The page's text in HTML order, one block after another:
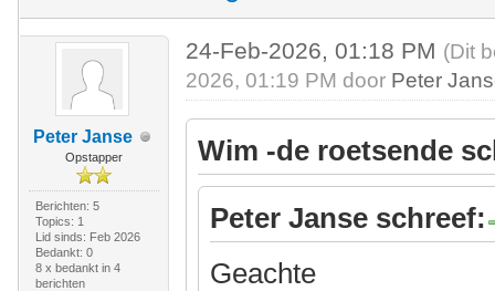
Peter Janse
Opstapper
Berichten: 5
Topics: 1
Lid sinds: Feb 2026
Bedankt: 0
8 x bedankt in 4
berichten
24-Feb-2026, 01:18 PM (Dit
2026, 01:19 PM door Peter
Wim -de roetsende
Peter Janse schreef:
Geachte